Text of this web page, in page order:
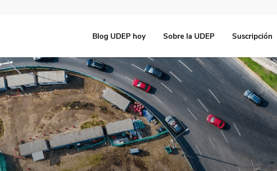
Blog UDEP hoy Sobre la UDEP Suscripción